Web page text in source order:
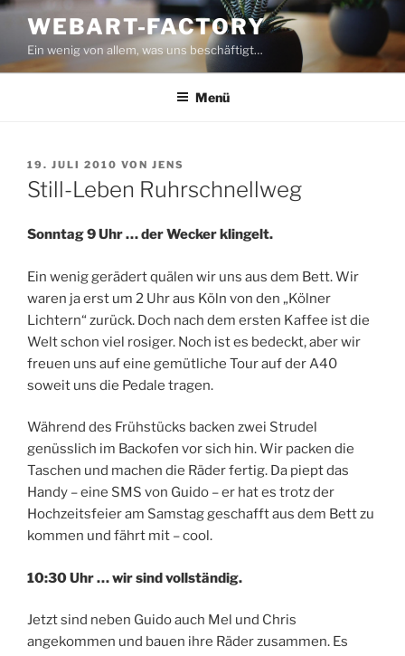
Zum
Inhalt
springen
WEBART-FACTORY
Ein wenig von allem, was uns beschäftigt…
Menü
VERÖFFENTLICHT
AM
19. JULI 2010 VON JENS
Still-Leben Ruhrschnellweg
Sonntag 9 Uhr … der Wecker klingelt.
Ein wenig gerädert quälen wir uns aus dem Bett. Wir
waren ja erst um 2 Uhr aus Köln von den „Kölner
Lichtern“ zurück. Doch nach dem ersten Kaffee ist die
Welt schon viel rosiger. Noch ist es bedeckt, aber wir
freuen uns auf eine gemütliche Tour auf der A40
soweit uns die Pedale tragen.
Während des Frühstücks backen zwei Strudel
genüsslich im Backofen vor sich hin. Wir packen die
Taschen und machen die Räder fertig. Da piept das
Handy – eine SMS von Guido – er hat es trotz der
Hochzeitsfeier am Samstag geschafft aus dem Bett zu
kommen und fährt mit – cool.
10:30 Uhr … wir sind vollständig.
Jetzt sind neben Guido auch Mel und Chris
angekommen und bauen ihre Räder zusammen. Es